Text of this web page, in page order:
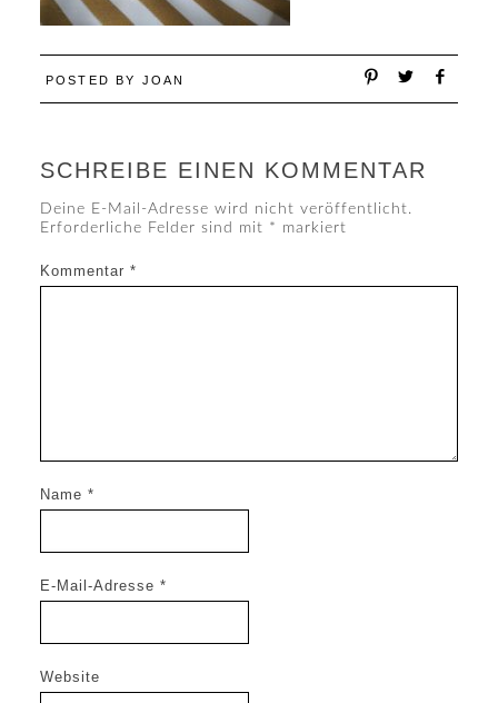
POSTED BY JOAN
SCHREIBE EINEN KOMMENTAR
Deine E-Mail-Adresse wird nicht veröffentlicht.
Erforderliche Felder sind mit * markiert
Kommentar *
Name *
E-Mail-Adresse *
Website